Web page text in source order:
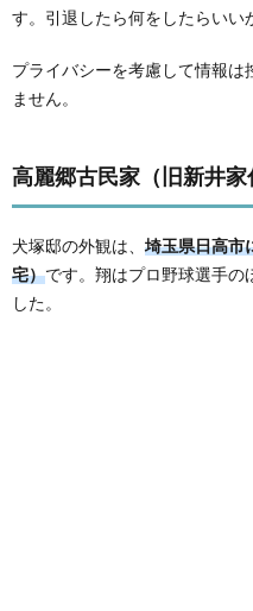
す。引退したら何をしたらいい
プライバシーを考慮して情報
ません。
高麗郷古民家（旧新井家
犬塚邸の外観は、 埼玉県日高市
宅）です。翔はプロ野球選手の
した。